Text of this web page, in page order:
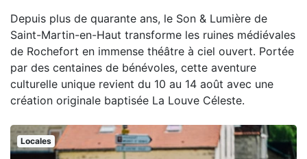
Depuis plus de quarante ans, le Son & Lumière de
Saint-Martin-en-Haut transforme les ruines médiévales
de Rochefort en immense théâtre à ciel ouvert. Portée
par des centaines de bénévoles, cette aventure
culturelle unique revient du 10 au 14 août avec une
création originale baptisée La Louve Céleste.
Locales